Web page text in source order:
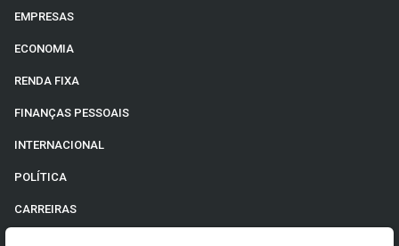
EMPRESAS
ECONOMIA
RENDA FIXA
FINANÇAS PESSOAIS
INTERNACIONAL
POLÍTICA
CARREIRAS